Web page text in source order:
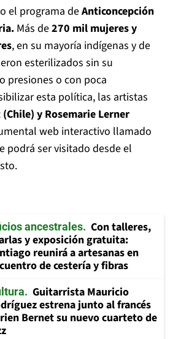
el programa deAnticoncepción
Más de270 mil mujeres y
, en su mayoría indígenas y de
esterilizados sin su
presiones o con poca
esta política, las artistas
y Rosemarie Lerner
web interactivo llamado
podrá ser visitado desde el
ancestrales
Con talleres,
y exposición gratuita:
reunirá a artesanas en
de cestería y fibras
Guitarrista Mauricio
estrena junto al francés
Bernet su nuevo cuarteto de